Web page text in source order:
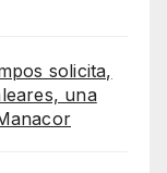
solicita,
una